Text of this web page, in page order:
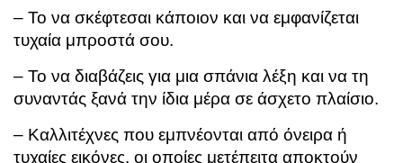
– Το να σκέφτεσαι κάποιον και να εμφανίζεται
τυχαία μπροστά σου.
– Το να διαβάζεις για μια σπάνια λέξη και να τη
συναντάς ξανά την ίδια μέρα σε άσχετο πλαίσιο.
– Καλλιτέχνες που εμπνέονται από όνειρα ή
τυχαίες εικόνες, οι οποίες μετέπειτα αποκτούν